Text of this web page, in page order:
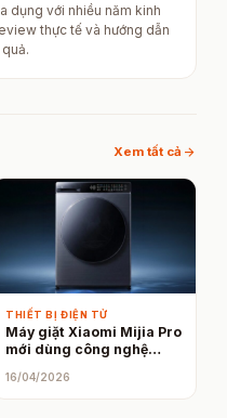
dụng với nhiều năm kinh
thực tế và hướng dẫn
Xem tất cả arrow_forward
THIẾT BỊ ĐIỆN TỬ
Máy giặt Xiaomi Mijia Pro
mới dùng công nghệ
bỏ vết bẩn
16/04/2026